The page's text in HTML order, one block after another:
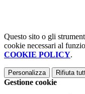
Questo sito o gli
cookie necessari al
COOKIE POLICY.
Personalizza Rifiuta
Gestione cookie